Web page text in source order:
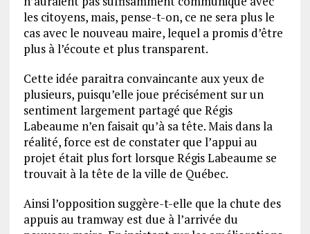
les citoyens, mais, pense-t-on, ce ne sera plus le
cas avec le nouveau maire, lequel a promis d’être
plus à l’écoute et plus transparent.
Cette idée paraitra convaincante aux yeux de
plusieurs, puisqu’elle joue précisément sur un
sentiment largement partagé que Régis
Labeaume n’en faisait qu’à sa tête. Mais dans la
réalité, force est de constater que l’appui au
projet était plus fort lorsque Régis Labeaume se
trouvait à la tête de la ville de Québec.
Ainsi l’opposition suggère-t-elle que la chute des
appuis au tramway est due à l’arrivée du